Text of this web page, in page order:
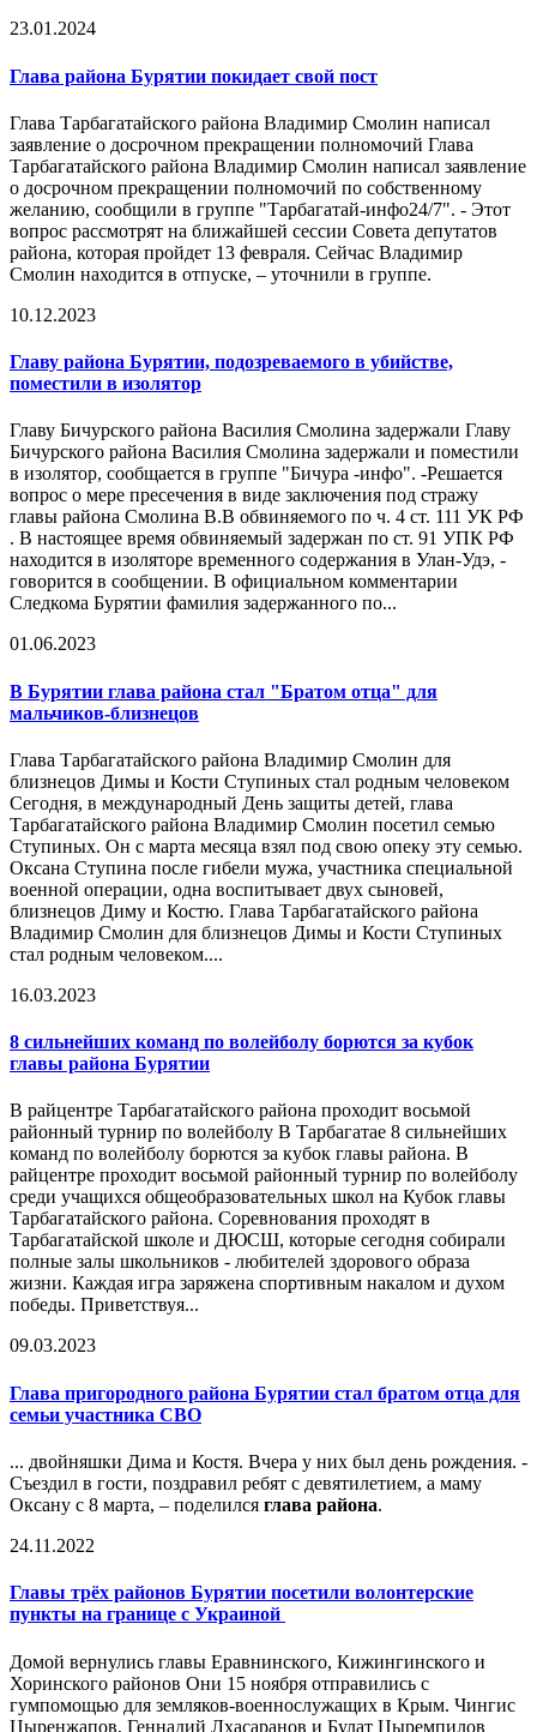
23.01.2024
Глава района Бурятии покидает свой пост
Глава Тарбагатайского района Владимир Смолин написал
заявление о досрочном прекращении полномочий Глава
Тарбагатайского района Владимир Смолин написал заявление
о досрочном прекращении полномочий по собственному
желанию, сообщили в группе "Тарбагатай-инфо24/7". - Этот
вопрос рассмотрят на ближайшей сессии Совета депутатов
района, которая пройдет 13 февраля. Сейчас Владимир
Смолин находится в отпуске, – уточнили в группе.
10.12.2023
Главу района Бурятии, подозреваемого в убийстве,
поместили в изолятор
Главу Бичурского района Василия Смолина задержали Главу
Бичурского района Василия Смолина задержали и поместили
в изолятор, сообщается в группе "Бичура -инфо". -Решается
вопрос о мере пресечения в виде заключения под стражу
главы района Смолина В.В обвиняемого по ч. 4 ст. 111 УК РФ
. В настоящее время обвиняемый задержан по ст. 91 УПК РФ
находится в изоляторе временного содержания в Улан-Удэ, -
говорится в сообщении. В официальном комментарии
Следкома Бурятии фамилия задержанного по...
01.06.2023
В Бурятии глава района стал "Братом отца" для
мальчиков-близнецов
Глава Тарбагатайского района Владимир Смолин для
близнецов Димы и Кости Ступиных стал родным человеком
Сегодня, в международный День защиты детей, глава
Тарбагатайского района Владимир Смолин посетил семью
Ступиных. Он с марта месяца взял под свою опеку эту семью.
Оксана Ступина после гибели мужа, участника специальной
военной операции, одна воспитывает двух сыновей,
близнецов Диму и Костю. Глава Тарбагатайского района
Владимир Смолин для близнецов Димы и Кости Ступиных
стал родным человеком....
16.03.2023
8 сильнейших команд по волейболу борются за кубок
главы района Бурятии
В райцентре Тарбагатайского района проходит восьмой
районный турнир по волейболу В Тарбагатае 8 сильнейших
команд по волейболу борются за кубок главы района. В
райцентре проходит восьмой районный турнир по волейболу
среди учащихся общеобразовательных школ на Кубок главы
Тарбагатайского района. Соревнования проходят в
Тарбагатайской школе и ДЮСШ, которые сегодня собирали
полные залы школьников - любителей здорового образа
жизни. Каждая игра заряжена спортивным накалом и духом
победы. Приветствуя...
09.03.2023
Глава пригородного района Бурятии стал братом отца для
семьи участника СВО
... двойняшки Дима и Костя. Вчера у них был день рождения. -
Съездил в гости, поздравил ребят с девятилетием, а маму
Оксану с 8 марта, – поделился глава района.
24.11.2022
Главы трёх районов Бурятии посетили волонтерские
пункты на границе с Украиной
Домой вернулись главы Еравнинского, Кижингинского и
Хоринского районов Они 15 ноября отправились с
гумпомощью для земляков-военнослужащих в Крым. Чингис
Цыренжапов, Геннадий Лхасаранов и Булат Цыремпилов